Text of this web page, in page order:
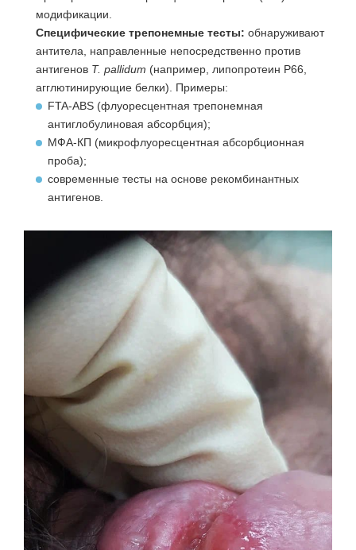
модификации.
Специфические трепонемные тесты: обнаруживают
антитела, направленные непосредственно против
антигенов T. pallidum (например, липопротеин P66,
агглютинирующие белки). Примеры:
FTA‑ABS (флуоресцентная трепонемная
антиглобулиновая абсорбция);
МФА‑КП (микрофлуоресцентная абсорбционная
проба);
современные тесты на основе рекомбинантных
антигенов.